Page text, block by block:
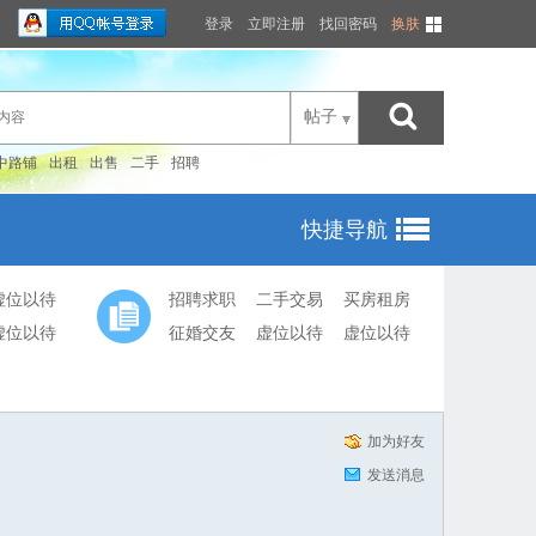
登录 立即注册 找回密码 换肤
帖子
路铺 出租 出售 二手 招聘
快捷导航
位以待
位以待
招聘求职 二手交易
买房租房
征婚交友
虚位以待 虚位以待
加为好友
发送消息